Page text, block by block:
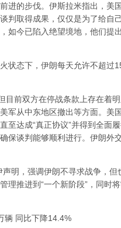
进的步伐。伊斯拉米指出，美
判取得成果，仅仅是为了给自
如今已陷入绝望境地，他们提
态下，伊朗每天允许不超过
前双方在停战条款上存在着
军从中东地区撤出等方面。美
至达成“真正协议”并得到全面
保谈判能够顺利进行。伊朗外
明，强调伊朗不寻求战争，但
推进到“一个新阶段”，同时
同比下降14.4%